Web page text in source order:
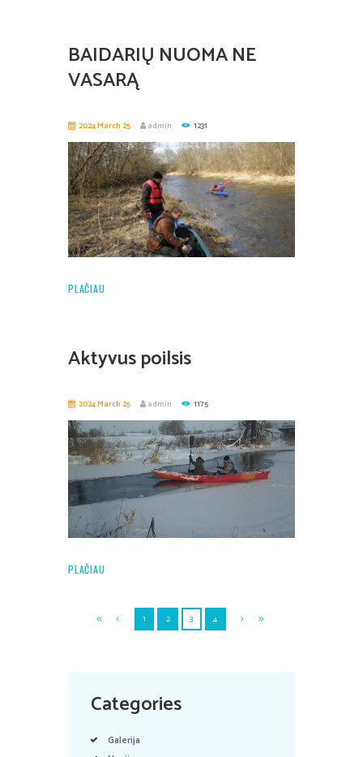
BAIDARIŲ NUOMA NE
VASARĄ
2024 March 25 admin 1231
PLAČIAU
Aktyvus poilsis
2024 March 25 admin 1175
PLAČIAU
1 2 3 4
Categories
Galerija